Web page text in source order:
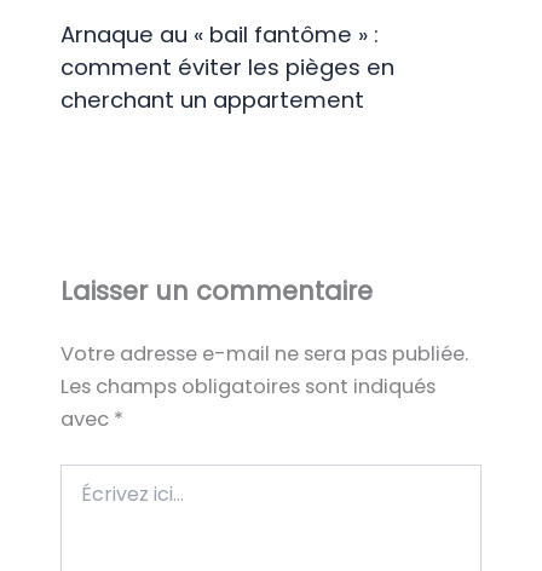
Arnaque au « bail fantôme » :
comment éviter les pièges en
cherchant un appartement
Laisser un commentaire
Votre adresse e-mail ne sera pas publiée.
Les champs obligatoires sont indiqués
avec *
ici…